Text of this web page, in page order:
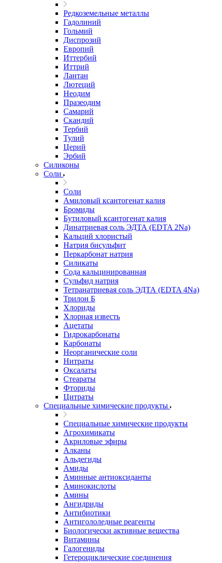
Редкоземельные металлы
Гадолиний
Гольмий
Диспрозий
Европий
Иттербий
Иттрий
Лантан
Лютеций
Неодим
Празеодим
Самарий
Скандий
Тербий
Тулий
Церий
Эрбий
Силиконы
Соли
Соли
Амиловый ксантогенат калия
Бромиды
Бутиловый ксантогенат калия
Динатриевая соль ЭДТА (EDTA 2Na)
Кальций хлористый
Натрия бисульфит
Перкарбонат натрия
Силикаты
Сода кальцинированная
Сульфид натрия
Тетранатриевая соль ЭДТА (EDTA 4Na)
Трилон Б
Хлориды
Хлорная известь
Ацетаты
Гидрокарбонаты
Карбонаты
Неорганические соли
Нитраты
Оксалаты
Стеараты
Фториды
Цитраты
Специальные химические продукты
Специальные химические продукты
Агрохимикаты
Акриловые эфиры
Алканы
Альдегиды
Амиды
Аминные антиоксиданты
Аминокислоты
Амины
Ангидриды
Антибиотики
Антигололедные реагенты
Биологически активные вещества
Витамины
Галогениды
Гетероциклические соединения